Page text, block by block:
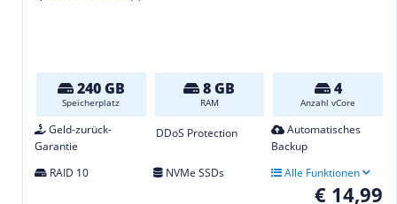
240 GB
Speicherplatz
8 GB
RAM
4
Anzahl vCore
Geld-zurück-
Garantie
DDoS Protection
Automatisches
Backup
RAID 10
NVMe SSDs Alle Funktionen
€ 14,99